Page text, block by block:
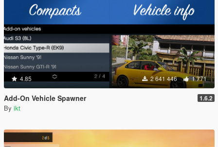
4.85 2 641 446 1 771
Add-On Vehicle Spawner 1.6.2
By ikt